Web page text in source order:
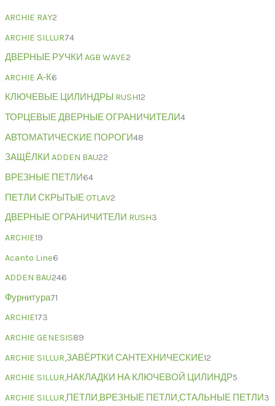
ARCHIE RAY2
ARCHIE SILLUR74
ДВЕРНЫЕ РУЧКИ AGB WAVE2
ARCHIE А-К6
КЛЮЧЕВЫЕ ЦИЛИНДРЫ RUSH12
ТОРЦЕВЫЕ ДВЕРНЫЕ ОГРАНИЧИТЕЛИ4
АВТОМАТИЧЕСКИЕ ПОРОГИ48
ЗАЩЁЛКИ ADDEN BAU22
ВРЕЗНЫЕ ПЕТЛИ64
ПЕТЛИ СКРЫТЫЕ OTLAV2
ДВЕРНЫЕ ОГРАНИЧИТЕЛИ RUSH3
ARCHIE19
Acanto Line6
ADDEN BAU246
Фурнитура71
ARCHIE173
ARCHIE GENESIS89
ARCHIE SILLUR,ЗАВЁРТКИ САНТЕХНИЧЕСКИЕ12
ARCHIE SILLUR,НАКЛАДКИ НА КЛЮЧЕВОЙ ЦИЛИНДР5
ARCHIE SILLUR,ПЕТЛИ,ВРЕЗНЫЕ ПЕТЛИ,СТАЛЬНЫЕ ПЕТЛИ3